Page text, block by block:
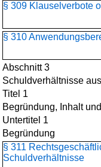
§ 309 Klauselverbote
§ 310
Abschnitt 3
Schuldverhältnisse
Titel 1
Begründung, Inhalt
Untertitel 1
Begründung
§ 311
Schuldverhältnisse